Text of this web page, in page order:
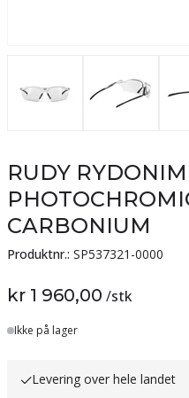
RUDY
CARBONIUM
Produktnr.: SP537321-0000
kr 1 960,00 /stk
Lager
Ikke på lager
Levering over hele landet